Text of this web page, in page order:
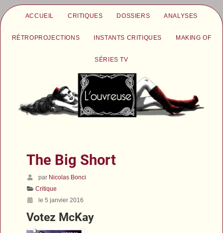
ACCUEIL CRITIQUES DOSSIERS ANALYSES
RÉTROPROJECTIONS INSTANTS CRITIQUES MAKING OF
SÉRIES TV
The Big Short
par Nicolas Bonci
Critique
le 5 janvier 2016
Votez McKay